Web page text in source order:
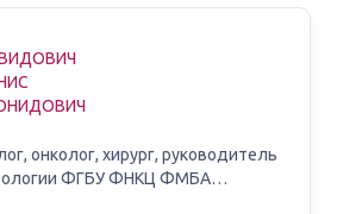
онколог, хирург, руководитель
ФГБУ ФНКЦ ФМБА…